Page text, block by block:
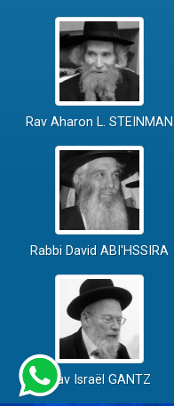
Rav Aharon L. STEINMAN
Rabbi David ABI'HSSIRA
Rav Israël GANTZ